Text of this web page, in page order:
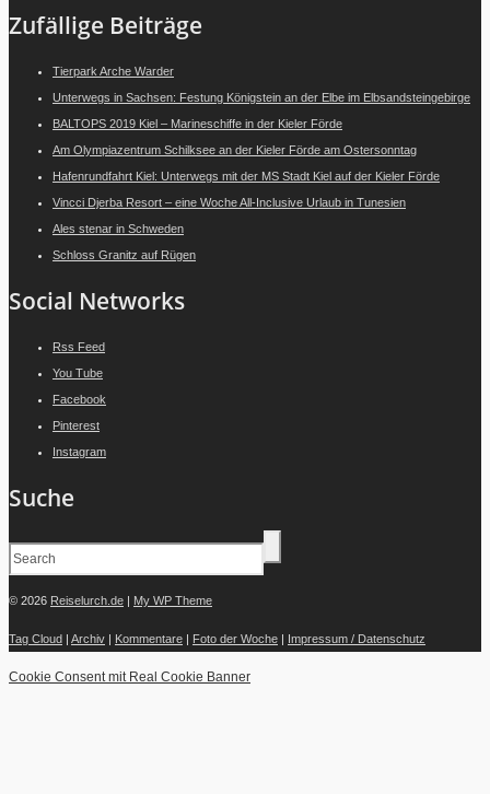
Zufällige Beiträge
Tierpark Arche Warder
Unterwegs in Sachsen: Festung Königstein an der Elbe im Elbsandsteingebirge
BALTOPS 2019 Kiel – Marineschiffe in der Kieler Förde
Am Olympiazentrum Schilksee an der Kieler Förde am Ostersonntag
Hafenrundfahrt Kiel: Unterwegs mit der MS Stadt Kiel auf der Kieler Förde
Vincci Djerba Resort – eine Woche All-Inclusive Urlaub in Tunesien
Ales stenar in Schweden
Schloss Granitz auf Rügen
Social Networks
Rss Feed
You Tube
Facebook
Pinterest
Instagram
Suche
© 2026 Reiselurch.de | My WP Theme
Tag Cloud | Archiv | Kommentare | Foto der Woche | Impressum / Datenschutz
Cookie Consent mit Real Cookie Banner